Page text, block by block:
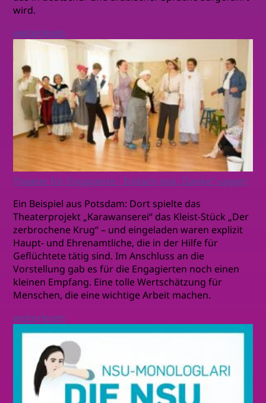
wird.
weiterlesen
Theater für Engagierte - Einfach mal „Danke“ sagen!
Ein Beispiel aus Potsdam: Dort spielte das
Theaterprojekt „Karawanserei“ das Kleist-Stück „Der
zerbrochene Krug“ – und eingeladen waren explizit
Haupt- und Ehrenamtliche, die in der Hilfe für
Geflüchtete tätig sind. Im Anschluss an die
Vorstellung gab es für die Engagierten noch einen
kleinen Empfang. Eine tolle Wertschätzung für
Menschen, die eine wichtige Arbeit machen.
weiterlesen